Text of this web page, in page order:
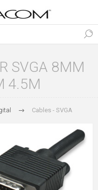
SVGA 8MM
4.5M
Cables - SVGA